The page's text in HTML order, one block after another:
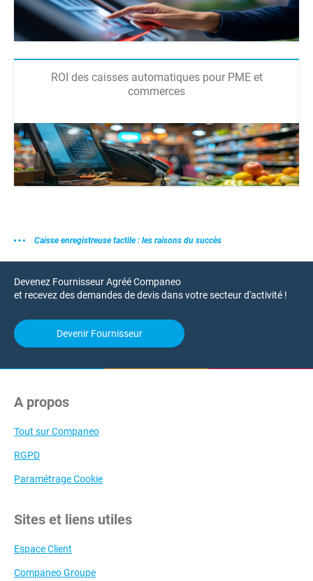
ROI des caisses automatiques pour PME et
commerces
Caisse enregistreuse tactile : les raisons du succès
Devenez Fournisseur Agréé Companeo
et recevez des demandes de devis dans votre secteur d'activité !
Devenir Fournisseur
A propos
Tout sur Companeo
RGPD
Paramétrage Cookie
Sites et liens utiles
Espace Client
Companeo Groupe